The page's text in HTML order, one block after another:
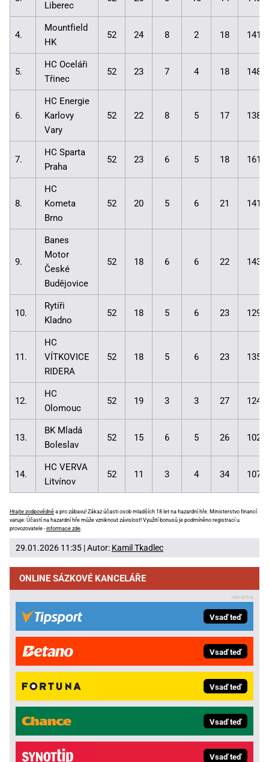
Liberec
4.
Mountfield
HK
52 24 8 2 18
5.
HC Oceláři
Třinec
52 23 7 4 18
6.
HC Energie
Karlovy
Vary
52 22 8 5 17
7.
HC Sparta
Praha
52 23 6 5 18
8.
HC
Kometa
Brno
52 20 5 6 21
9.
Banes
Motor
České
Budějovice
52 18 6 6 22
10.
Rytíři
Kladno
52 18 5 6 23
11.
HC
VÍTKOVICE
RIDERA
52 18 5 6 23
12.
HC
Olomouc
52 19 3 3 27
13.
BK Mladá
Boleslav
52 15 6 5 26
14.
HC VERVA
Litvínov
52 11 3 4 34
Hrajte zodpovědně a pro zábavu! Zákaz účasti osob mladších 18 let na hazardní hře. Ministerstvo financí
varuje: Účastí na hazardní hře může vzniknout závislost! Využití bonusů je podmíněno registrací u
provozovatele -informace zde
29.01.2026 11:35 | Autor: Kamil Tkadlec
ONLINE SÁZKOVÉ KANCELÁŘE
Vsaď teď
Vsaď teď
Vsaď teď
Vsaď teď
Vsaď teď